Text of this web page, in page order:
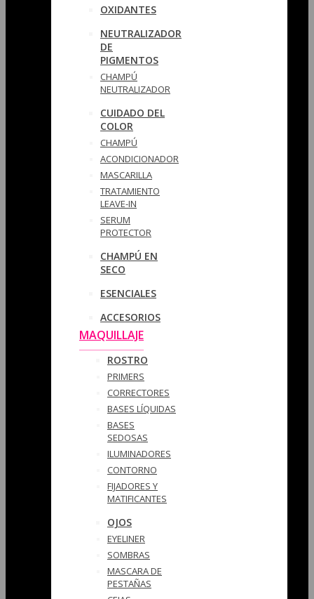
OXIDANTES
NEUTRALIZADOR
DE
PIGMENTOS
CHAMPÚ
NEUTRALIZADOR
CUIDADO DEL
COLOR
CHAMPÚ
ACONDICIONADOR
MASCARILLA
TRATAMIENTO
LEAVE-IN
SERUM
PROTECTOR
CHAMPÚ EN
SECO
ESENCIALES
ACCESORIOS
MAQUILLAJE
ROSTRO
PRIMERS
CORRECTORES
BASES LÍQUIDAS
BASES
SEDOSAS
ILUMINADORES
CONTORNO
FIJADORES Y
MATIFICANTES
OJOS
EYELINER
SOMBRAS
MASCARA DE
PESTAÑAS